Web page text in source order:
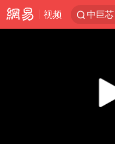
视频
四川
秋天